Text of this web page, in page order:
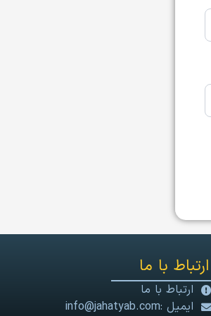
ارتباط با ما
ارتباط با ما
ایمیل :info@jahatyab.com